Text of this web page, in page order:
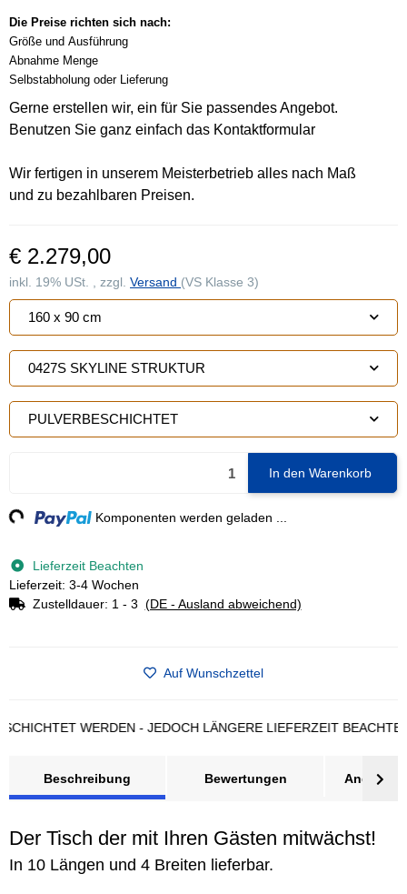
Die Preise richten sich nach:
Größe und Ausführung
Abnahme Menge
Selbstabholung oder Lieferung
Gerne erstellen wir, ein für Sie passendes Angebot.
Benutzen Sie ganz einfach das Kontaktformular
Wir fertigen in unserem Meisterbetrieb alles nach Maß
und zu bezahlbaren Preisen.
€ 2.279,00
inkl. 19% USt. , zzgl. Versand (VS Klasse 3)
160 x 90 cm
0427S SKYLINE STRUKTUR
PULVERBESCHICHTET
In den Warenkorb
Komponenten werden geladen ...
Lieferzeit Beachten
Lieferzeit: 3-4 Wochen
Zustelldauer: 1 - 3 (DE - Ausland abweichend)
Auf Wunschzettel
WERDEN - JEDOCH LÄNGERE LIEFERZEIT BEACHTEN
Beschreibung Bewertungen Angebot
Der Tisch der mit Ihren Gästen mitwächst!
In 10 Längen und 4 Breiten lieferbar.